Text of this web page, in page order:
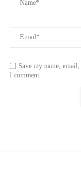
Save my name,
I comment.